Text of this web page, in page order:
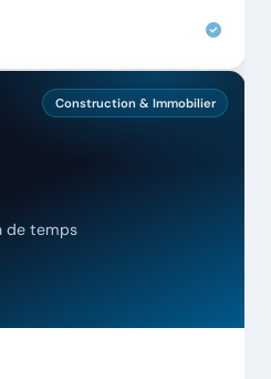
Construction & Immobilier
de temps